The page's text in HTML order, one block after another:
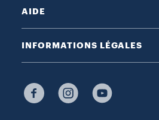
AIDE
INFORMATIONS LÉGALES